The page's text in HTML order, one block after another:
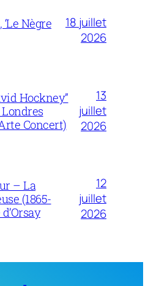
Nègre
18 juillet
2026
Hockney”
Concert)
13
juillet
2026
– La
(1865-
12
juillet
2026